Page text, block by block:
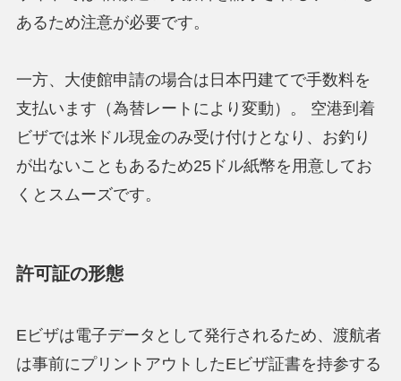
あるため注意が必要です。
一方、大使館申請の場合は日本円建てで手数料を
支払います（為替レートにより変動）。 空港到着
ビザでは米ドル現金のみ受け付けとなり、お釣り
が出ないこともあるため25ドル紙幣を用意してお
くとスムーズです。
許可証の形態
Eビザは電子データとして発行されるため、渡航者
は事前にプリントアウトしたEビザ証書を持参する